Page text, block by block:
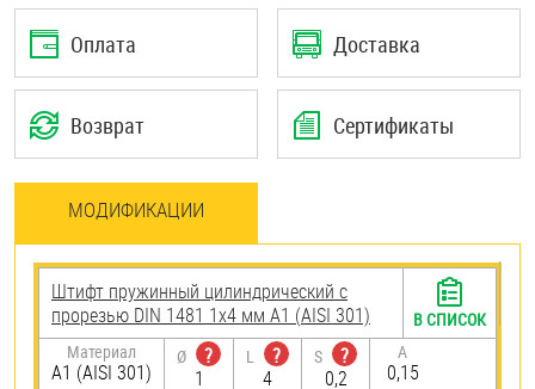
Оплата Доставка
Возврат Сертификаты
МОДИФИКАЦИИ
Штифт пружинный цилиндрический с
прорезью DIN 1481 1х4 мм А1 (AISI 301)
Материал
А1 (AISI 301)
Ø
?
1
L
?
4
S
?
0,2
A
0,15
В СПИСОК